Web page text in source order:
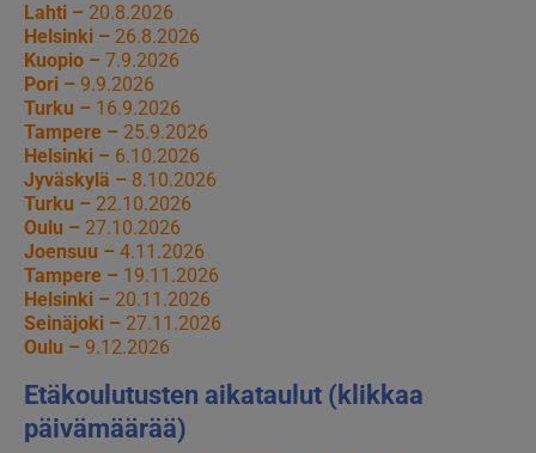
Lahti – 20.8.2026
Helsinki – 26.8.2026
Kuopio – 7.9.2026
Pori – 9.9.2026
Turku – 16.9.2026
Tampere – 25.9.2026
Helsinki – 6.10.2026
Jyväskylä – 8.10.2026
Turku – 22.10.2026
Oulu – 27.10.2026
Joensuu – 4.11.2026
Tampere – 19.11.2026
Helsinki – 20.11.2026
Seinäjoki – 27.11.2026
Oulu – 9.12.2026
Etäkoulutusten aikataulut (klikkaa
päivämäärää)